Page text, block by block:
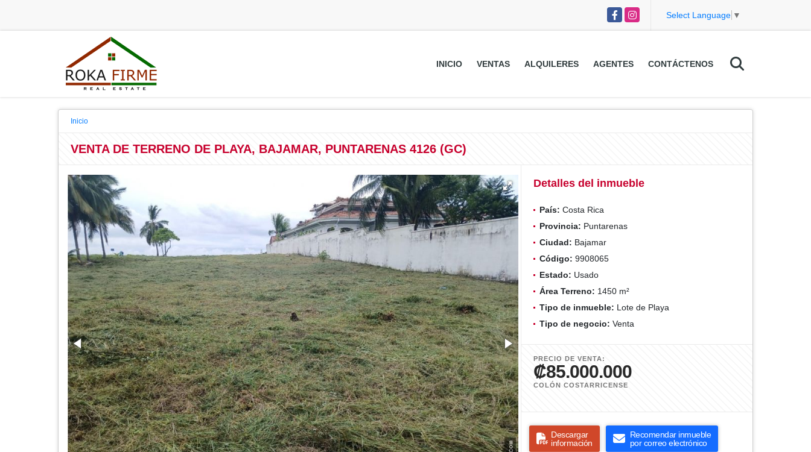
FacebookInstagram Select Language ▼
INICIO VENTAS ALQUILERES AGENTES CONTÁCTENOS
Inicio
VENTA DE TERRENO DE PLAYA, BAJAMAR, PUNTARENAS 4126 (GC)
Detalles del inmueble
País: Costa Rica
Provincia: Puntarenas
Ciudad: Bajamar
Código: 9908065
Estado: Usado
Área Terreno: 1450 m²
Tipo de inmueble: Lote de Playa
Tipo de negocio: Venta
PRECIO DE VENTA:
₡85.000.000
COLÓN COSTARRICENSE
Descargar
información
Recomendar inmueble
por correo electrónico